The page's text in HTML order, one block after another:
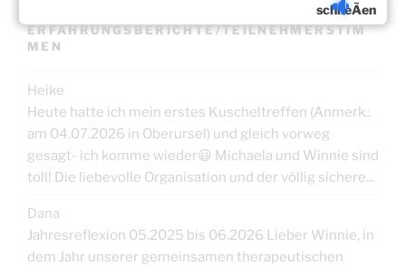
ERFAHRUNGSBERICHTE/TEILNEHMERSTIM
MEN
Heike
Heute hatte ich mein erstes Kuscheltreffen (Anmerk.:
am 04.07.2026 in Oberursel) und gleich vorweg
gesagt- ich komme wieder😃 Michaela und Winnie sind
toll! Die liebevolle Organisation und der völlig sichere...
Dana
Jahresreflexion 05.2025 bis 06.2026 Lieber Winnie, in
dem Jahr unserer gemeinsamen therapeutischen
schlieÃen